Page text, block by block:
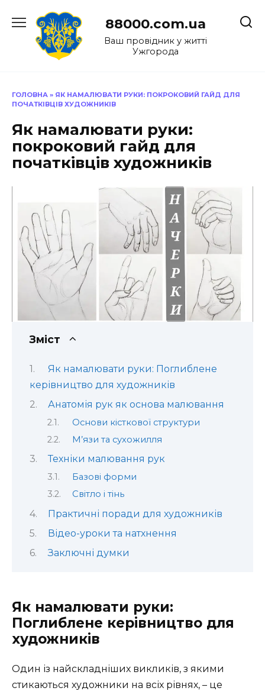
до
88000.com.ua
Ваш провідник у житті
Ужгорода
ГОЛОВНА » ЯК НАМАЛЮВАТИ РУКИ: ПОКРОКОВИЙ ГАЙД ДЛЯ
ПОЧАТКІВЦІВ ХУДОЖНИКІВ
Як намалювати руки:
покроковий гайд для
початківців художників
Зміст
Як намалювати руки: Поглиблене
керівництво для художників
Анатомія рук як основа малювання
Основи кісткової структури
М’язи та сухожилля
Техніки малювання рук
Базові форми
Світло і тінь
Практичні поради для художників
Відео-уроки та натхнення
Заключні думки
Як намалювати руки:
Поглиблене керівництво для
художників
Один із найскладніших викликів, з якими
стикаються художники на всіх рівнях, – це